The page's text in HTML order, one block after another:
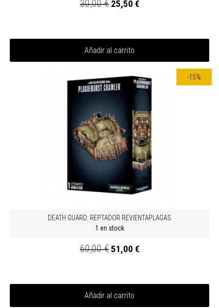
30,00 € 25,50 €
Añadir al carrito
-15%
DEATH GUARD: REPTADOR REVIENTAPLAGAS
1 en stock
60,00 €51,00 €
Añadir al carrito